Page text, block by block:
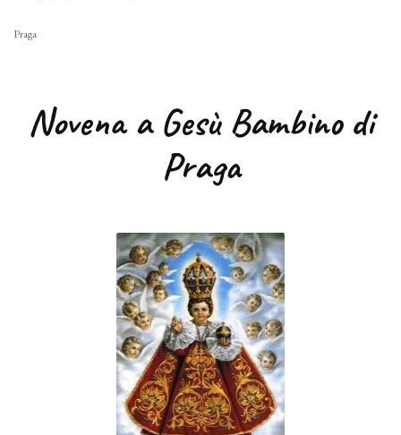
Praga
Novena a Gesù Bambino di
Praga